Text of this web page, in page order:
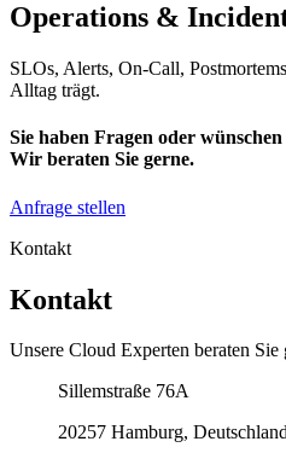
Operations &
SLOs, Alerts, On-Call,
Alltag trägt.
Sie haben Fragen oder
Wir beraten Sie gerne.
Anfrage stellen
Kontakt
Kontakt
Unsere Cloud Experten beraten
Unser BüroSillemstraße 76A
20257 Hamburg,